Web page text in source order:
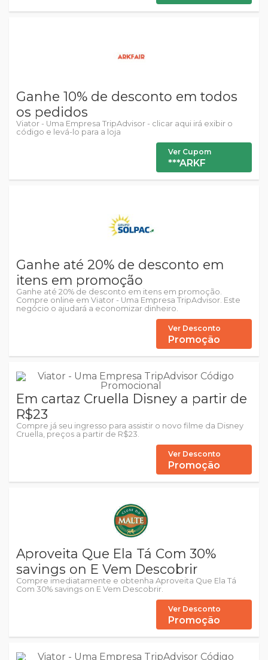
Ganhe 10% de desconto em todos
os pedidos
Viator - Uma Empresa TripAdvisor - clicar aqui irá exibir o
código e levá-lo para a loja
Ver Cupom
***ARKF
Ganhe até 20% de desconto em
itens em promoção
Ganhe até 20% de desconto em itens em promoção.
Compre online em Viator - Uma Empresa TripAdvisor. Este
negócio o ajudará a economizar dinheiro.
Ver Desconto
Promoção
Em cartaz Cruella Disney a partir de
R$23
Compre já seu ingresso para assistir o novo filme da Disney
Cruella, preços a partir de R$23.
Ver Desconto
Promoção
Aproveita Que Ela Tá Com 30%
savings on E Vem Descobrir
Compre imediatamente e obtenha Aproveita Que Ela Tá
Com 30% savings on E Vem Descobrir.
Ver Desconto
Promoção